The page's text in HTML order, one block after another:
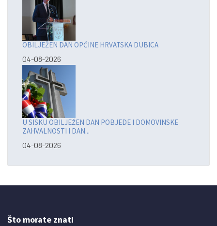
OBILJEŽEN DAN OPĆINE HRVATSKA DUBICA
04-08-2026
U SISKU OBILJEŽEN DAN POBJEDE I DOMOVINSKE
ZAHVALNOSTI I DAN...
04-08-2026
Što morate znati